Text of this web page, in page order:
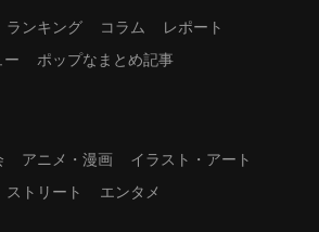
ランキング コラム
レポート
ー ポップなまとめ記事
アニメ・漫画
イラスト・アート
ストリート エンタメ